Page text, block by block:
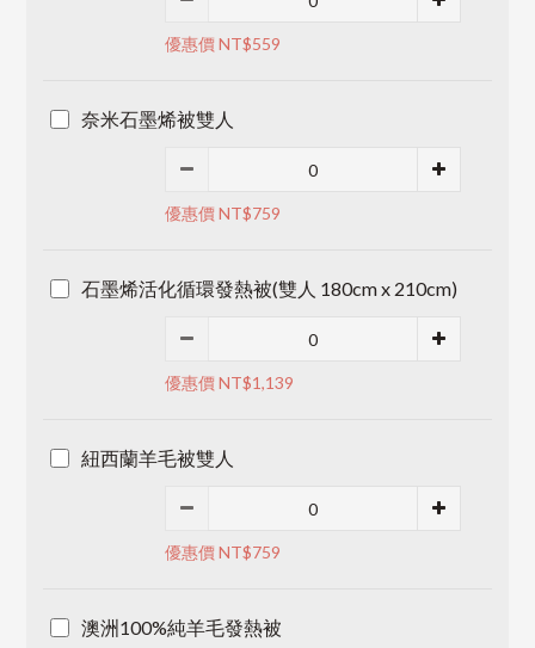
優惠價 NT$559
奈米石墨烯被雙人
優惠價 NT$759
石墨烯活化循環發熱被(雙人 180cm x 210cm)
優惠價 NT$1,139
紐西蘭羊毛被雙人
優惠價 NT$759
澳洲100%純羊毛發熱被